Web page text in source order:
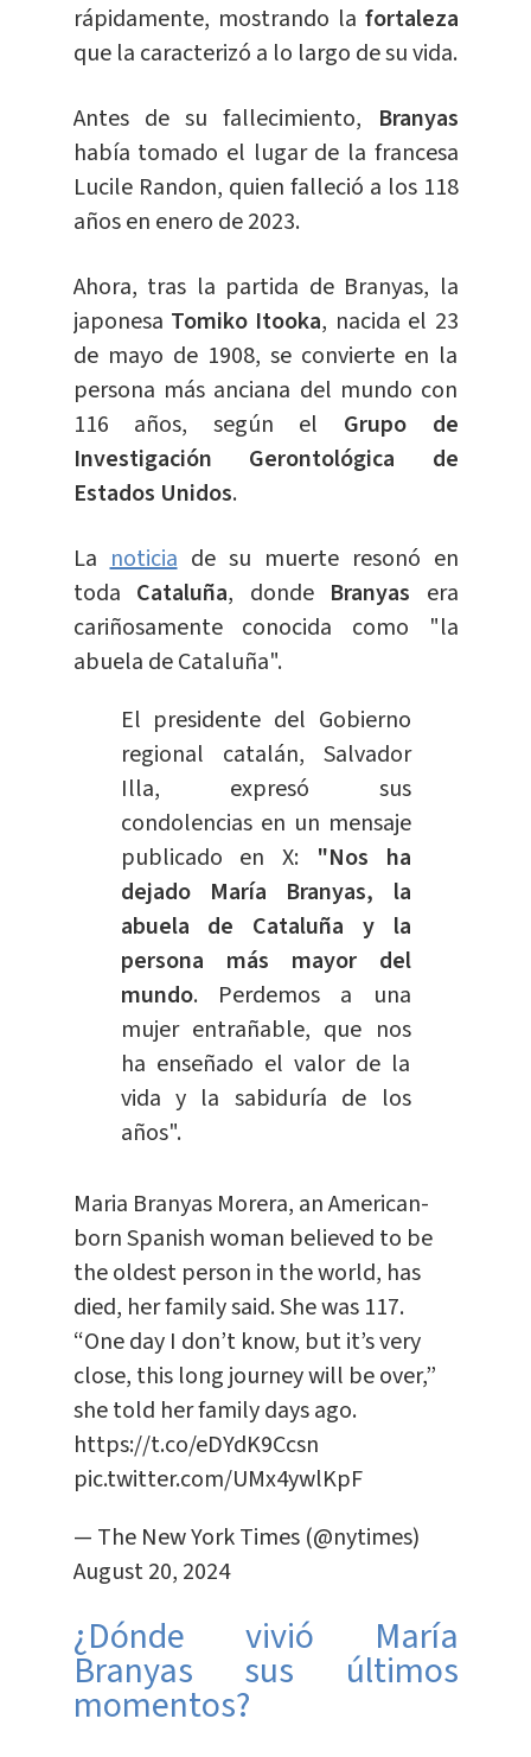
rápidamente, mostrando la fortaleza
que la caracterizó a lo largo de su vida.
Antes de su fallecimiento, Branyas
había tomado el lugar de la francesa
Lucile Randon, quien falleció a los 118
años en enero de 2023.
Ahora, tras la partida de Branyas, la
japonesa Tomiko Itooka, nacida el 23
de mayo de 1908, se convierte en la
persona más anciana del mundo con
116 años, según el Grupo de
Investigación Gerontológica de
Estados Unidos.
Lanoticiade su muerte resonó en
toda Cataluña, donde Branyas era
cariñosamente conocida como "la
abuela de Cataluña".
El presidente del Gobierno
regional catalán, Salvador
Illa, expresó sus
condolencias en un mensaje
publicado en X: "Nos ha
dejado María Branyas, la
abuela de Cataluña y la
persona más mayor del
mundo. Perdemos a una
mujer entrañable, que nos
ha enseñado el valor de la
vida y la sabiduría de los
años".
Maria Branyas Morera, an American-
born Spanish woman believed to be
the oldest person in the world, has
died, her family said. She was 117.
“One day I don’t know, but it’s very
close, this long journey will be over,”
she told her family days ago.
https://t.co/eDYdK9Ccsn
pic.twitter.com/UMx4ywlKpF
— The New York Times (@nytimes)
August 20, 2024
¿Dónde vivió María
Branyas sus últimos
momentos?